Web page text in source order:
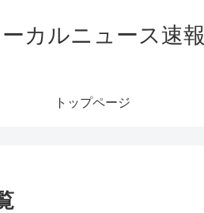
ーカルニュース速報
トップページ